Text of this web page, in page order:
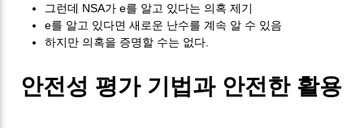
그런데 NSA가 e를 알고 있다는 의혹 제기
e를 알고 있다면 새로운 난수를 계속 알 수 있음
하지만 의혹을 증명할 수는 없다.
안전성 평가 기법과 안전한 활용